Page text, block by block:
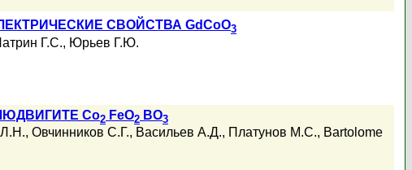
СВОЙСТВА GdCoO3
Г.С., Юрьев Г.Ю.
Co2 FeO2 BO3
, Овчинников С.Г., Васильев А.Д., Платунов М.С., Bartolome